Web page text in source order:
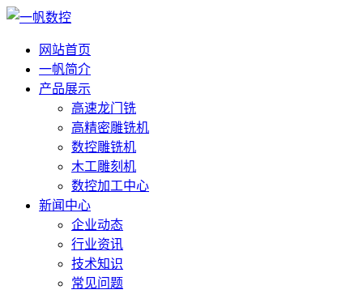
网站首页
一帆简介
产品展示
高速龙门铣
高精密雕铣机
数控雕铣机
木工雕刻机
数控加工中心
新闻中心
企业动态
行业资讯
技术知识
常见问题